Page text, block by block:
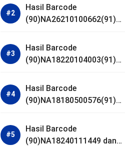
Hasil Barcode
(90)NA26210100662(91)24
Hasil Barcode
(90)NA18220104003(91)25
Hasil Barcode
(90)NA18180500576(91)21
Hasil Barcode
(90)NA18240111449 dan